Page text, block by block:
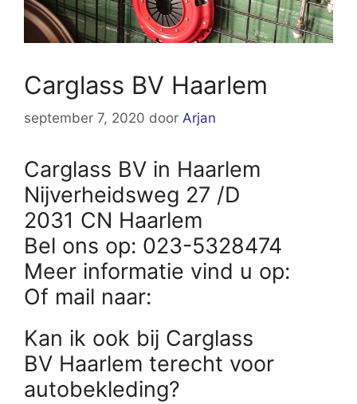
Carglass BV Haarlem
september 7, 2020 door Arjan
Carglass BV in Haarlem
Nijverheidsweg 27 /D
2031 CN Haarlem
Bel ons op: 023-5328474
Meer informatie vind u op:
Of mail naar:
Kan ik ook bij Carglass
BV Haarlem terecht voor
autobekleding?